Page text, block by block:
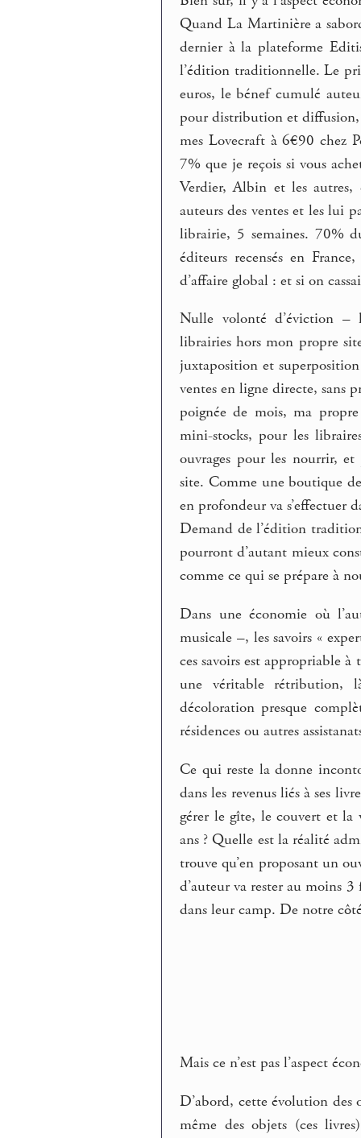
Quand La Martinière a
dernier à la plateforme
l’édition traditionnelle. Le
euros, le bénef cumulé
pour distribution et diffusion,
mes Lovecraft à 6€90 chez
7% que je reçois si vous
Verdier, Albin et les autres,
auteurs des ventes et les lui
librairie, 5 semaines. 70%
éditeurs recensés en
d’affaire global : et si on
Nulle volonté d’éviction –
librairies hors mon propre
juxtaposition et
ventes en ligne directe, sans
poignée de mois, ma
mini-stocks, pour les
ouvrages pour les nourrir,
site. Comme une boutique
en profondeur va s’effectuer
Demand de l’édition
pourront d’autant mieux
comme ce qui se prépare à
Dans une économie où
musicale –, les savoirs «
ces savoirs est appropriable
une véritable rétribution,
décoloration presque
résidences ou autres
Ce qui reste la donne
dans les revenus liés à ses
gérer le gîte, le couvert et la
ans ? Quelle est la réalité
trouve qu’en proposant un
d’auteur va rester au moins
dans leur camp. De notre
Mais ce n’est pas l’aspect
D’abord, cette évolution des
même des objets (ces